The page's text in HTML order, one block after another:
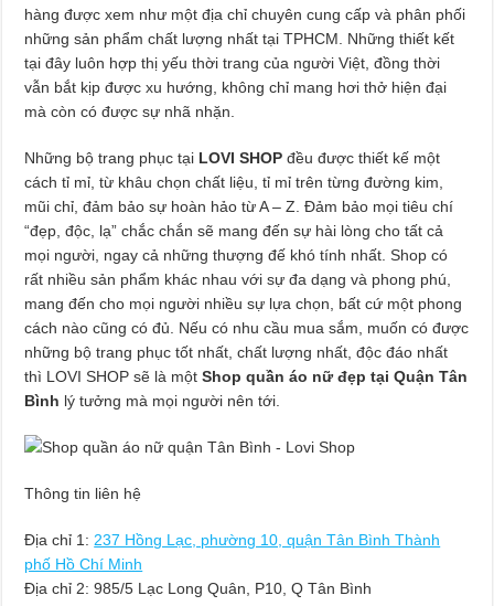
hàng được xem như một địa chỉ chuyên cung cấp và phân phối
những sản phẩm chất lượng nhất tại TPHCM. Những thiết kết
tại đây luôn hợp thị yếu thời trang của người Việt, đồng thời
vẫn bắt kịp được xu hướng, không chỉ mang hơi thở hiện đại
mà còn có được sự nhã nhặn.
Những bộ trang phục tại LOVI SHOP đều được thiết kế một
cách tỉ mỉ, từ khâu chọn chất liệu, tỉ mỉ trên từng đường kim,
mũi chỉ, đảm bảo sự hoàn hảo từ A – Z. Đảm bảo mọi tiêu chí
“đẹp, độc, lạ” chắc chắn sẽ mang đến sự hài lòng cho tất cả
mọi người, ngay cả những thượng đế khó tính nhất. Shop có
rất nhiều sản phẩm khác nhau với sự đa dạng và phong phú,
mang đến cho mọi người nhiều sự lựa chọn, bất cứ một phong
cách nào cũng có đủ. Nếu có nhu cầu mua sắm, muốn có được
những bộ trang phục tốt nhất, chất lượng nhất, độc đáo nhất
thì LOVI SHOP sẽ là mộtShop quần áo nữ đẹp tại Quận Tân
Bình lý tưởng mà mọi người nên tới.
Thông tin liên hệ
Địa chỉ 1: 237 Hồng Lạc, phường 10, quận Tân Bình Thành
phố Hồ Chí Minh
Địa chỉ 2: 985/5 Lạc Long Quân, P10, Q Tân Bình